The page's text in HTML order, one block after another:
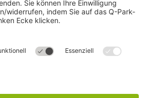
Cookie Informationen